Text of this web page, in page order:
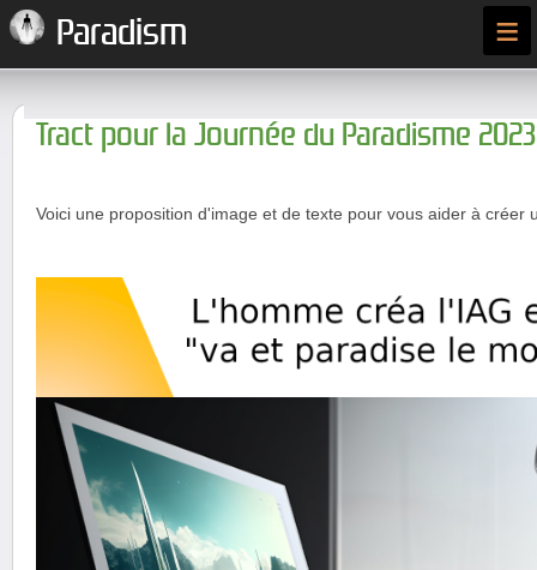
Paradism ≡
Tract pour la Journée du Paradisme 2023
Voici une proposition d'image et de texte pour vous aider à créer